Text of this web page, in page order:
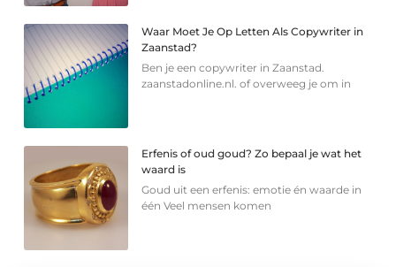
Waar Moet Je Op Letten Als Copywriter in
Zaanstad?
Ben je een copywriter in Zaanstad.
zaanstadonline.nl. of overweeg je om in
Erfenis of oud goud? Zo bepaal je wat het
waard is
Goud uit een erfenis: emotie én waarde in
één Veel mensen komen